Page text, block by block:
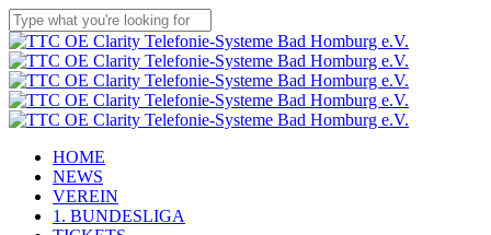
Skip
to
main
content
Close
Search
Menu
HOME
NEWS
VEREIN
1. BUNDESLIGA